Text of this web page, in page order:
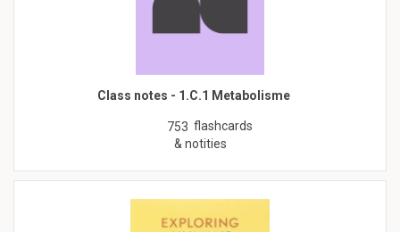
Class notes - 1.C.1 Metabolisme
753 flashcards
& notities